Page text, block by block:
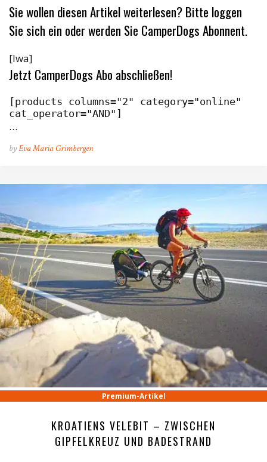
Sie wollen diesen Artikel weiterlesen? Bitte loggen
Sie sich ein oder werden Sie CamperDogs Abonnent.
[lwa]
Jetzt CamperDogs Abo abschließen!
[products columns="2" category="online"
cat_operator="AND"]
…
byEva Maria Grimbergen
Premium-Artikel
KROATIENS VELEBIT – ZWISCHEN
GIPFELKREUZ UND BADESTRAND